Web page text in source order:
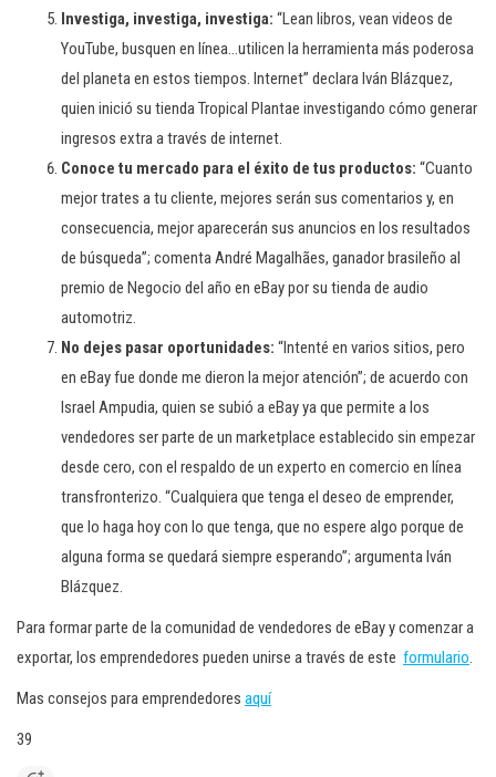
Investiga, investiga, investiga: “Lean libros, vean videos de
YouTube, busquen en línea…utilicen la herramienta más poderosa
del planeta en estos tiempos. Internet” declara Iván Blázquez,
quien inició su tienda Tropical Plantae investigando cómo generar
ingresos extra a través de internet.
Conoce tu mercado para el éxito de tus productos: “Cuanto
mejor trates a tu cliente, mejores serán sus comentarios y, en
consecuencia, mejor aparecerán sus anuncios en los resultados
de búsqueda”; comenta André Magalhães, ganador brasileño al
premio de Negocio del año en eBay por su tienda de audio
automotriz.
No dejes pasar oportunidades: “Intenté en varios sitios, pero
en eBay fue donde me dieron la mejor atención”; de acuerdo con
Israel Ampudia, quien se subió a eBay ya que permite a los
vendedores ser parte de un marketplace establecido sin empezar
desde cero, con el respaldo de un experto en comercio en línea
transfronterizo. “Cualquiera que tenga el deseo de emprender,
que lo haga hoy con lo que tenga, que no espere algo porque de
alguna forma se quedará siempre esperando”; argumenta Iván
Blázquez.
Para formar parte de la comunidad de vendedores de eBay y comenzar a
exportar, los emprendedores pueden unirse a través de este formulario.
Mas consejos para emprendedores aquí
39